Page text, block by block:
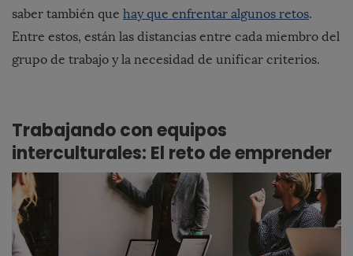
saber también que hay que enfrentar algunos retos.
Entre estos, están las distancias entre cada miembro del
grupo de trabajo y la necesidad de unificar criterios.
Trabajando con equipos
interculturales: El reto de emprender